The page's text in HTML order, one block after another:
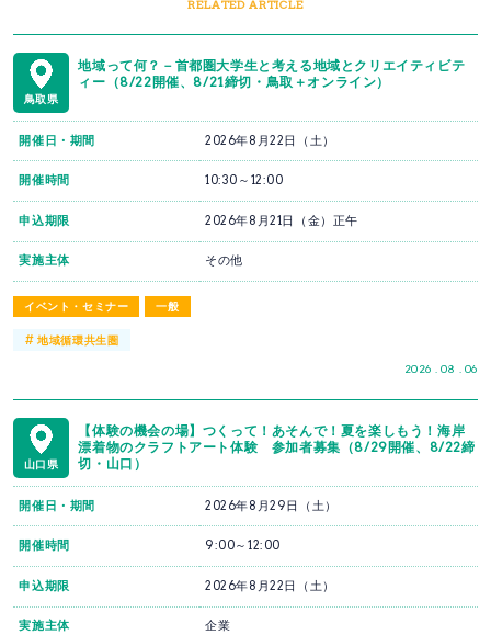
RELATED ARTICLE
鳥取県
地域って何？－首都圏大学生と考える地域とクリエイティビテ
ィー（8/22開催、8/21締切・鳥取＋オンライン）
イベント・セミナー 一般
2026 . 08 . 06
開催日・期間 2026年8月22日（土）
開催時間 10:30～12:00
申込期限 2026年8月21日（金）正午
実施主体 その他
#地域循環共生圏
山口県
【体験の機会の場】つくって！あそんで！夏を楽しもう！海岸
漂着物のクラフトアート体験 参加者募集（8/29開催、8/22締
切・山口）
開催日・期間 2026年8月29日（土）
開催時間 9:00～12:00
申込期限 2026年8月22日（土）
実施主体 企業